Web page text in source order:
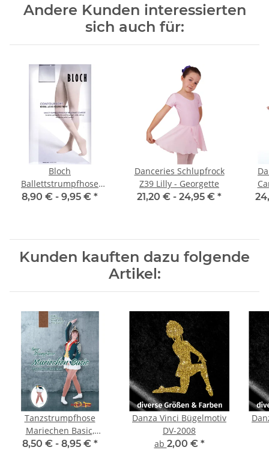
Andere Kunden interessierten
sich auch für:
Bloch
Ballettstrumpfhose
T0981 Footed Tight
8,90 € - 9,95 € *
Danceries Schlupfrock
Z39 Lilly - Georgette
21,20 € - 24,95 € *
Kunden kauften dazu folgende
Artikel:
Tanzstrumpfhose
Mariechen Basic,
Kinder- &
8,50 € - 8,95 € *
Danza Vinci Bügelmotiv
DV-2008
ab 2,00 € *